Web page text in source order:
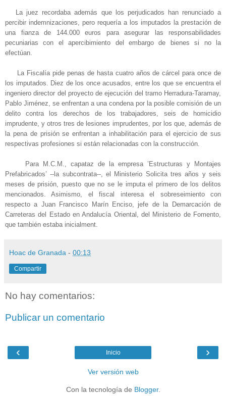
La juez recordaba además que los perjudicados han renunciado a
percibir indemnizaciones, pero requería a los imputados la prestación de
una fianza de 144.000 euros para asegurar las responsabilidades
pecuniarias con el apercibimiento del embargo de bienes si no la
efectúan.
La Fiscalía pide penas de hasta cuatro años de cárcel para once de
los imputados. Diez de los once acusados, entre los que se encuentra el
ingeniero director del proyecto de ejecución del tramo Herradura-Taramay,
Pablo Jiménez, se enfrentan a una condena por la posible comisión de un
delito contra los derechos de los trabajadores, seis de homicidio
imprudente, y otros tres de lesiones imprudentes, por los que, además de
la pena de prisión se enfrentan a inhabilitación para el ejercicio de sus
respectivas profesiones si están relacionadas con la construcción.
Para M.C.M., capataz de la empresa ’Estructuras y Montajes
Prefabricados’ --la subcontrata--, el Ministerio Solicita tres años y seis
meses de prisión, puesto que no se le imputa el primero de los delitos
mencionados. Asimismo, el fiscal interesa el sobreseimiento con
respecto a Juan Francisco Marín Enciso, jefe de la Demarcación de
Carreteras del Estado en Andalucía Oriental, del Ministerio de Fomento,
que también estaba inicialment.
Hoac de Granada - 00:13
Compartir
No hay comentarios:
Publicar un comentario
‹ ›
Inicio
Ver versión web
Con la tecnología de Blogger.